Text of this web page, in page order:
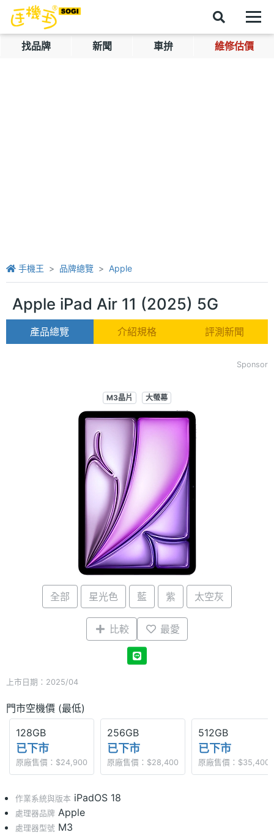
找品牌 新聞 車拚 維修估價
手機王 品牌總覽 Apple
Apple iPad Air 11 (2025) 5G
產品總覽 介紹規格 評測新聞
Sponsor
M3晶片 大螢幕
全部 星光色 藍 紫 太空灰
比較 最愛
上市日期：2025/04
門市空機價 (最低)
128GB
已下市
原廠售價：$24,900
256GB
已下市
原廠售價：$28,400
512GB
已下市
原廠售價：$35,400
作業系統與版本 iPadOS 18
處理器品牌 Apple
處理器型號 M3